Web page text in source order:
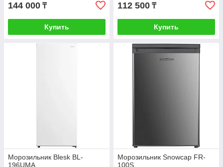
144 000 ₸
Купить
112 500 ₸
Купить
Морозильник Blesk BL-
196UMA
Морозильник Snowcap FR-
100S